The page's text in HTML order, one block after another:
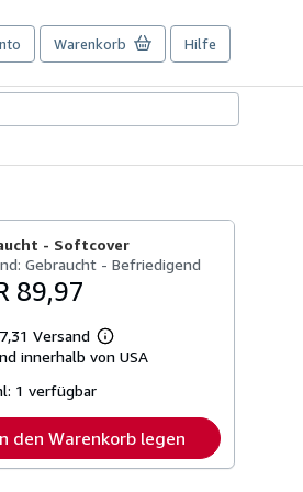
Warenkorb Hilfe
- Softcover
Gebraucht - Befriedigend
89,97
Versand
Weitere
Informationen
innerhalb von USA
1 verfügbar
den Warenkorb legen